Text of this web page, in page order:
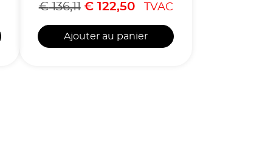
€136,11 €122,50 TVAC
Ajouter au panier